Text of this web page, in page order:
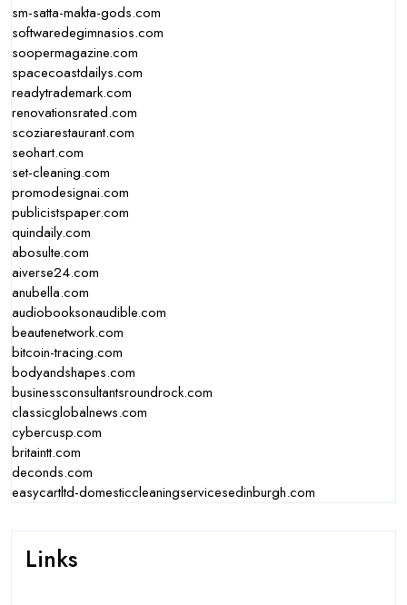
sm-satta-makta-gods.com
softwaredegimnasios.com
soopermagazine.com
spacecoastdailys.com
readytrademark.com
renovationsrated.com
scoziarestaurant.com
seohart.com
set-cleaning.com
promodesignai.com
publicistspaper.com
quindaily.com
abosulte.com
aiverse24.com
anubella.com
audiobooksonaudible.com
beautenetwork.com
bitcoin-tracing.com
bodyandshapes.com
businessconsultantsroundrock.com
classicglobalnews.com
cybercusp.com
britaintt.com
deconds.com
easycartltd-domesticcleaningservicesedinburgh.com
Links